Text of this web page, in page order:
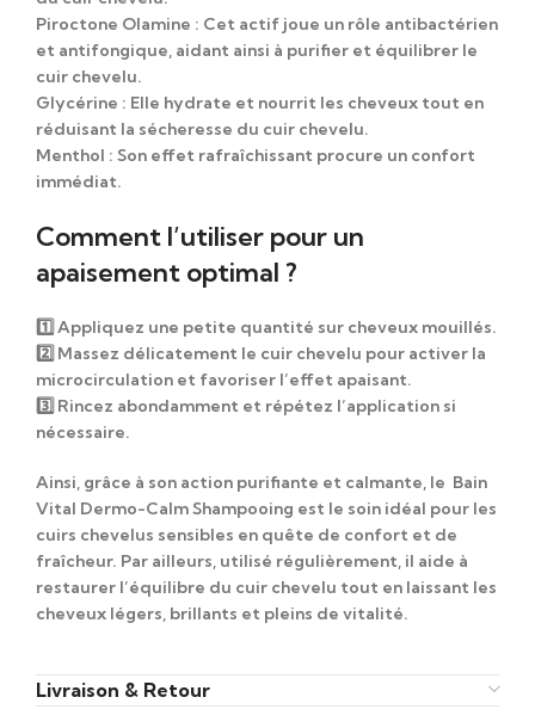
Piroctone Olamine : Cet actif joue un rôle antibactérien
et antifongique, aidant ainsi à purifier et équilibrer le
cuir chevelu.
Glycérine : Elle hydrate et nourrit les cheveux tout en
réduisant la sécheresse du cuir chevelu.
Menthol : Son effet rafraîchissant procure un confort
immédiat.
Comment l’utiliser pour un
apaisement optimal ?
1️⃣ Appliquez une petite quantité sur cheveux mouillés.
2️⃣ Massez délicatement le cuir chevelu pour activer la
microcirculation et favoriser l’effet apaisant.
3️⃣ Rincez abondamment et répétez l’application si
nécessaire.
Ainsi, grâce à son action purifiante et calmante, le Bain
Vital Dermo-Calm Shampooing est le soin idéal pour les
cuirs chevelus sensibles en quête de confort et de
fraîcheur. Par ailleurs, utilisé régulièrement, il aide à
restaurer l’équilibre du cuir chevelu tout en laissant les
cheveux légers, brillants et pleins de vitalité.
Livraison & Retour